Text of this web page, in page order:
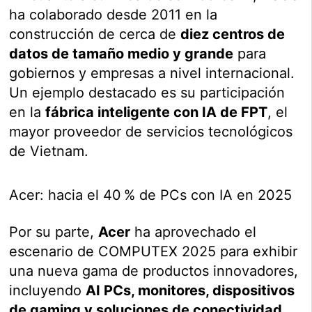
ha colaborado desde 2011 en la
construcción de cerca dediez centros de
datos de tamaño medio y grande para
gobiernos y empresas a nivel internacional.
Un ejemplo destacado es su participación
en lafábrica inteligente con IA de FPT, el
mayor proveedor de servicios tecnológicos
de Vietnam.
Acer: hacia el 40 % de PCs con IA en 2025
Por su parte,Acer ha aprovechado el
escenario de COMPUTEX 2025 para exhibir
una nueva gama de productos innovadores,
incluyendoAI PCs, monitores, dispositivos